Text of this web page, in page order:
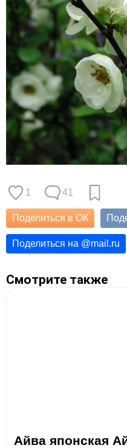
1 41
Поделиться в ОК
Поделиться на @mail.ru
Смотрите также
Айва японская